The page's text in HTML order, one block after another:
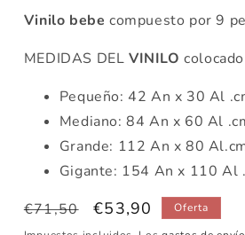
Vinilo bebe compuesto por 9
MEDIDAS DEL VINILO
Pequeño: 42 An x 30 Al
Mediano: 84 An x 60 Al
Grande: 112 An x 80
Gigante: 154 An x 110 Al
Precio
€71,50
Precio
€53,90
Oferta